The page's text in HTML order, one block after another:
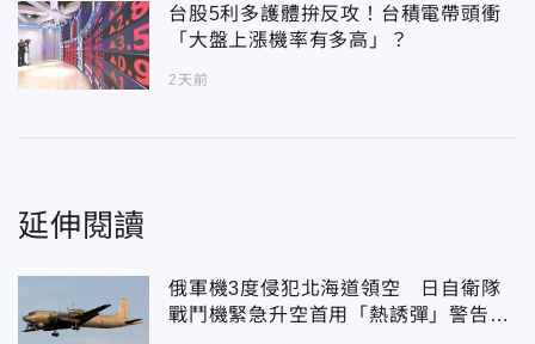
台股5利多護體拚反攻！台積電帶頭衝
「大盤上漲機率有多高」？
2天前
延伸閱讀
俄軍機3度侵犯北海道領空 日自衛隊
戰鬥機緊急升空首用「熱誘彈」警告射